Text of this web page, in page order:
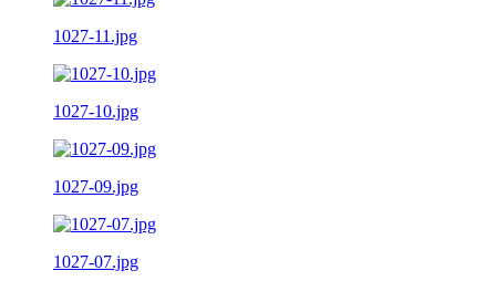
1027-11.jpg
1027-10.jpg
1027-09.jpg
1027-07.jpg